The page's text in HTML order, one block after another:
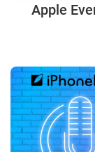
Apple